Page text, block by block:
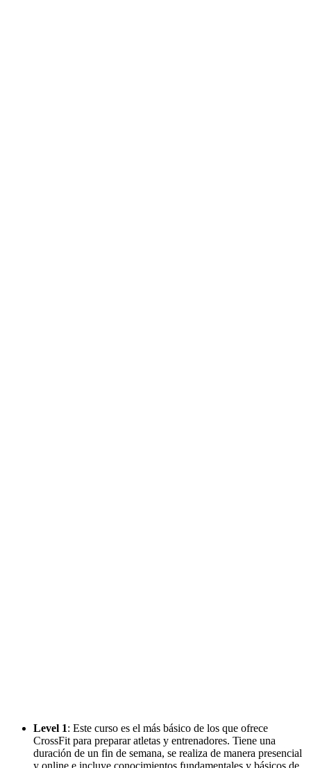
Level 1: Este curso es el más básico de los que ofrece
CrossFit para preparar atletas y entrenadores. Tiene una
duración de un fin de semana, se realiza de manera presencial